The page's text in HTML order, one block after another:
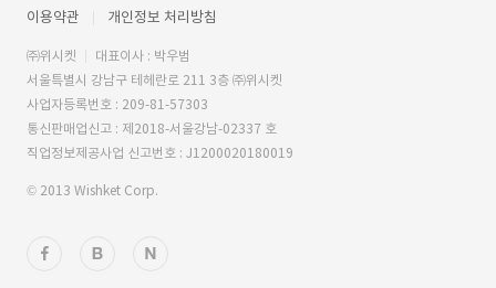
이용약관 개인정보 처리방침
㈜위시켓
대표이사 : 박우범
서울특별시 강남구 테헤란로 211 3층 ㈜위시켓
사업자등록번호 : 209-81-57303
통신판매업신고 : 제2018-서울강남-02337 호
직업정보제공사업 신고번호 : J1200020180019
© 2013 Wishket Corp.